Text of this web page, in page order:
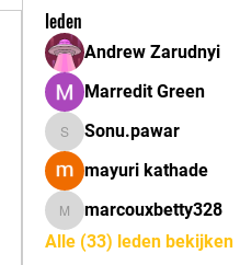
leden
Andrew Zarudnyi
Marredit Green
Sonu.pawar
Sonu.pawar
mayuri kathade
marcouxbetty328
marcouxbetty328
Alle (33) leden bekijken